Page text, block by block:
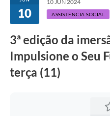
10
10 JUN 2024
ASSISTÊNCIA SOCIAL
3ª edição da
Impulsione o Seu
terça (11)